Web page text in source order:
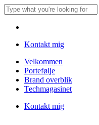
Skip
to
main
Search
Kontakt mig
Menu
Velkommen
Portefølje
Brand overblik
Techmagasinet
Kontakt mig